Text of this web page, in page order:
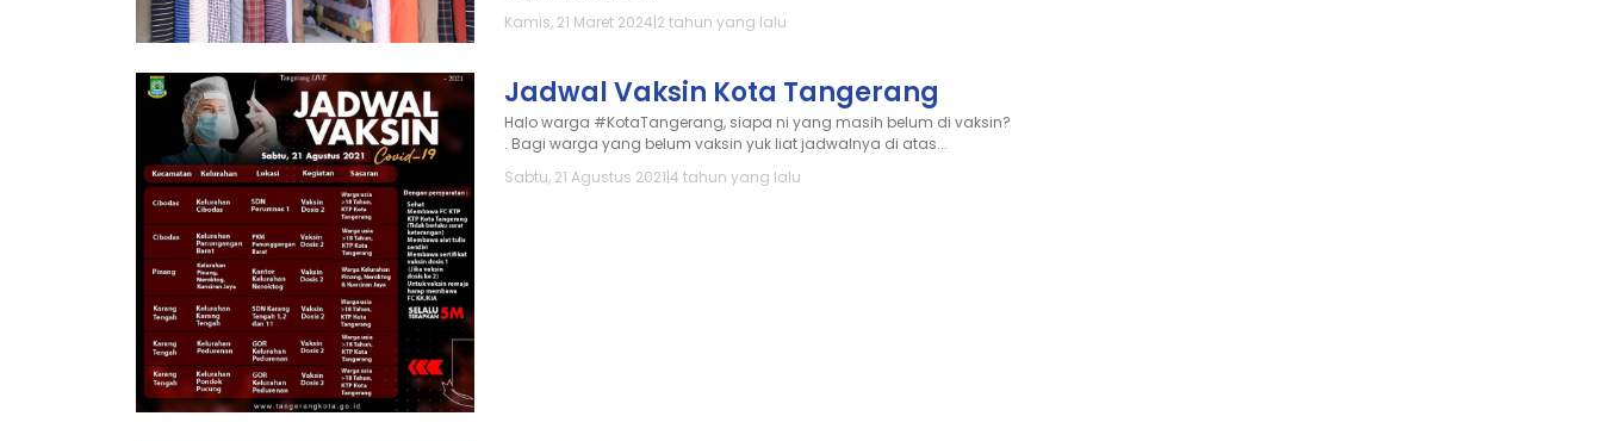
Kamis, 21 Maret 2024|2 tahun yang lalu
Jadwal Vaksin Kota Tangerang
Halo warga #KotaTangerang, siapa ni yang masih belum di vaksin?
. Bagi warga yang belum vaksin yuk liat jadwalnya di atas...
Sabtu, 21 Agustus 2021|4 tahun yang lalu